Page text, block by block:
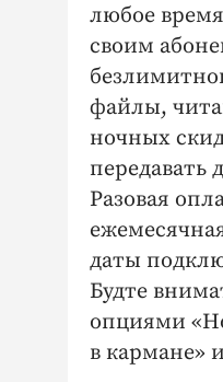
любое
своим
файлы,
ночных
передавать
Разовая
даты
Будте
опциями
в кармане»